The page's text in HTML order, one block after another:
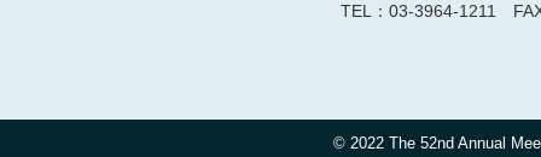
TEL：03-3964-1211
© 2022 The 52nd Annual